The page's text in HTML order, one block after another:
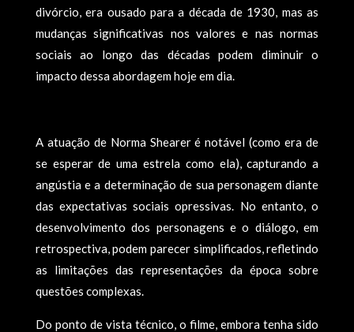
divórcio, era ousado para a década de 1930, mas as
mudanças significativas nos valores e nas normas
sociais ao longo das décadas podem diminuir o
impacto dessa abordagem hoje em dia.
A atuação de Norma Shearer é notável (como era de
se esperar de uma estrela como ela), capturando a
angústia e a determinação de sua personagem diante
das expectativas sociais opressivas. No entanto, o
desenvolvimento dos personagens e o diálogo, em
retrospectiva, podem parecer simplificados, refletindo
as limitações das representações da época sobre
questões complexas.
Do ponto de vista técnico, o filme, embora tenha sido